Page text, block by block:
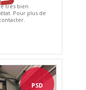
très bien
Pour plus de
PSD